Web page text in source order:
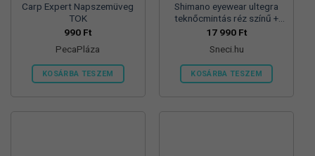
Carp Expert Napszemüveg
TOK
990 Ft
PecaPláza
KOSÁRBA TESZEM
Shimano eyewear ultegra
teknőcmintás réz színű +
réz polarizált napszemüveg
17 990 Ft
Sneci.hu
KOSÁRBA TESZEM